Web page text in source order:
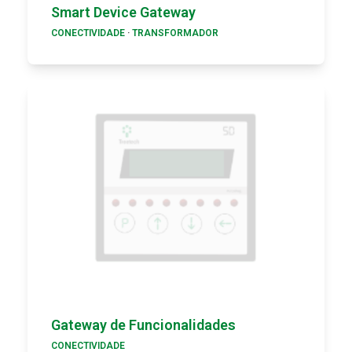
Smart Device Gateway
CONECTIVIDADE· TRANSFORMADOR
Gateway de Funcionalidades
CONECTIVIDADE